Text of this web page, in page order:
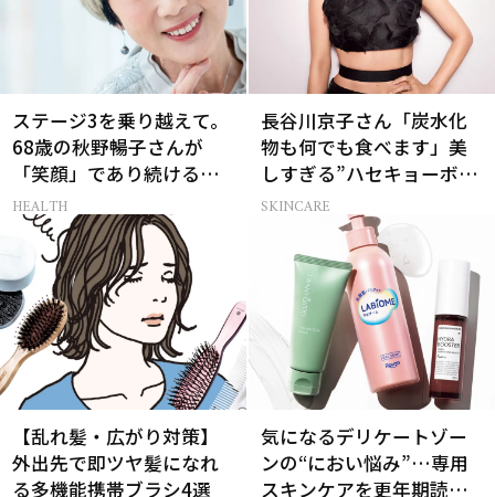
ステージ3を乗り越えて。
68歳の秋野暢子さんが
「笑顔」であり続ける理
由
HEALTH
長谷川京子さん「炭水化
物も何でも食べます」美
しすぎる”ハセキョーボデ
ィ”を作る秘訣
SKINCARE
【乱れ髪・広がり対策】
外出先で即ツヤ髪になれ
る多機能携帯ブラシ4選
気になるデリケートゾー
ンの“におい悩み”…専用
スキンケアを更年期読者